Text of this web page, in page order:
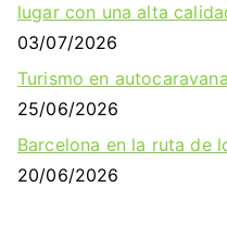
lugar con una alta
03/07/2026
Turismo en
25/06/2026
Barcelona en la ruta de
20/06/2026